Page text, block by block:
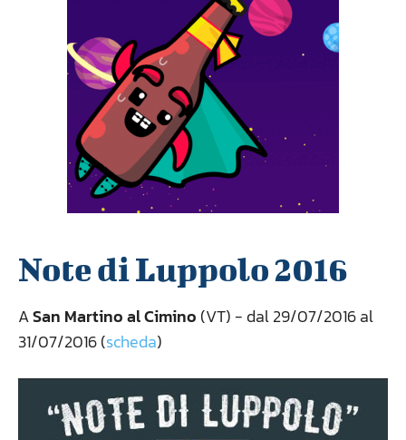
Note di Luppolo 2016
ASan Martino al Cimino (VT) - dal 29/07/2016 al
31/07/2016 (scheda)